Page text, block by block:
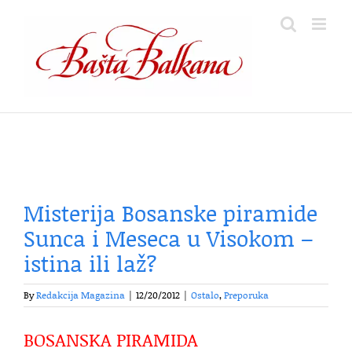
content
Misterija Bosanske piramide
Sunca i Meseca u Visokom –
istina ili laž?
ByRedakcija Magazina 12/20/2012 Ostalo,Preporuka
BOSANSKA PIRAMIDA